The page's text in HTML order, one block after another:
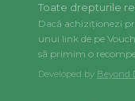
Toate drepturile
Dacă achiziționezi
unui link de pe
să primim o
Developed by Beyond